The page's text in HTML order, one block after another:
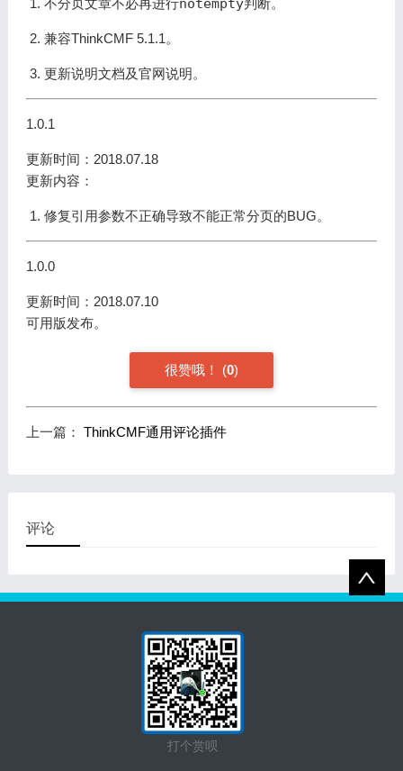
不分页文章不必再进行notempty判断。
兼容ThinkCMF 5.1.1。
更新说明文档及官网说明。
1.0.1
更新时间：2018.07.18
更新内容：
修复引用参数不正确导致不能正常分页的BUG。
1.0.0
更新时间：2018.07.10
可用版发布。
很赞哦！ (0)
上一篇： ThinkCMF通用评论插件
评论
打个赏呗